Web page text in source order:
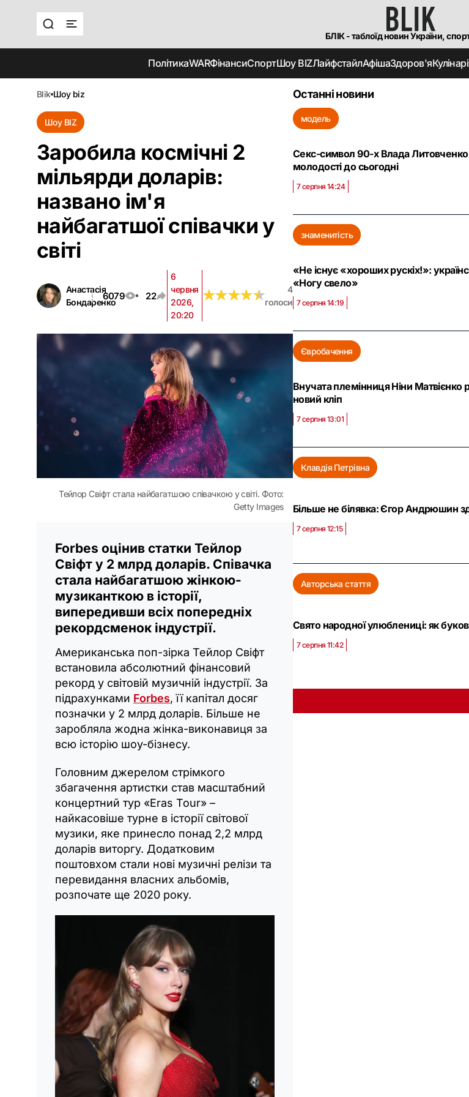
БЛІК - таблоїд новин України, спорт
ПолітикаWARФінансиСпортШоу BIZЛайфстайлАфішаЗдоров'я
blik шоу biz
Шоу BIZ
Заробила космічні 2
мільярди доларів:
названо ім'я
найбагатшої співачки у
світі
Анастасія
Бондаренко
6079 22
6
червня
2026,
20:20
★★★★★
★★★★★
4
голоси
Тейлор Свіфт стала найбагатшою співачкою у світі. Фото:
Getty Images
Forbes оцінив статки Тейлор
Свіфт у 2 млрд доларів. Співачка
стала найбагатшою жінкою-
музиканткою в історії,
випередивши всіх попередніх
рекордсменок індустрії.
Американська поп-зірка Тейлор Свіфт
встановила абсолютний фінансовий
рекорд у світовій музичній індустрії. За
підрахунками Forbes, її капітал досяг
позначки у 2 млрд доларів. Більше не
заробляла жодна жінка-виконавиця за
всю історію шоу-бізнесу.
Головним джерелом стрімкого
збагачення артистки став масштабний
концертний тур «Eras Tour» –
найкасовіше турне в історії світової
музики, яке принесло понад 2,2 млрд
доларів виторгу. Додатковим
поштовхом стали нові музичні релізи та
перевидання власних альбомів,
розпочате ще 2020 року.
Останні новини
модель
Секс-символ 90-х Влада Литовченко
молодості до сьогодні
7 серпня 14:24
знаменитість
«Не існує «хороших рускіх!»:
«Ногу свело»
7 серпня 14:19
Євробачення
Внучата племінниця Ніни Матвієнко
новий кліп
7 серпня 13:01
Клавдія Петрівна
Більше не білявка: Єгор Андрюшин
7 серпня 12:15
Авторська стаття
Свято народної улюблениці: як
7 серпня 11:42